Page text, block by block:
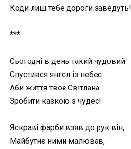
Коди лиш тебе дороги заведуть!
***
Сьогодні в день такий чудовий
Спустився янгол із небес
Аби життя твоє Світлана
Зробити казкою з чудес!
Яскраві фарби взяв до рук він,
Майбутнє ними малював,